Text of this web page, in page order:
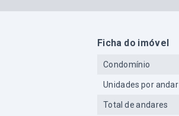
Ficha do imóvel
Condomínio
Unidades por andar
Total de andares